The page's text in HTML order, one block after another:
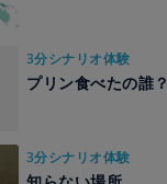
3分シナリオ体験
プリン食べたの誰？
3分シナリオ体験